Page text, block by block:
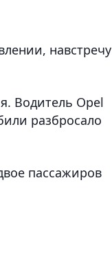
навстречу
Водитель Opel
разбросало
пассажиров